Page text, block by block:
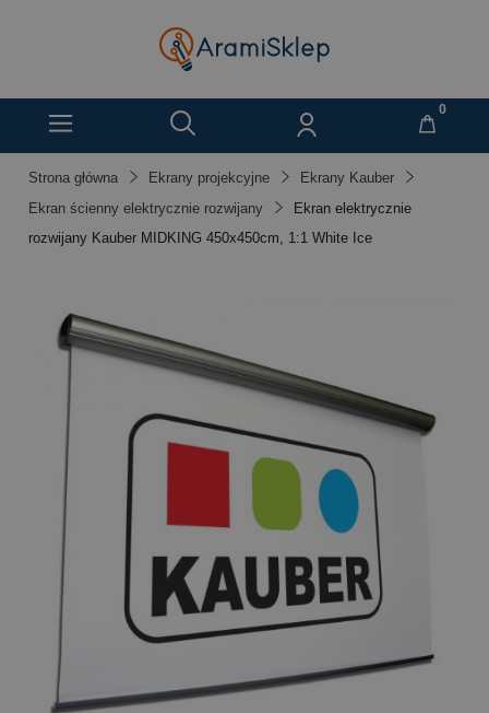
Strona główna Ekrany projekcyjne
Ekrany Kauber
Ekran ścienny elektrycznie rozwijany
Ekran elektrycznie
rozwijany Kauber MIDKING 450x450cm, 1:1 White Ice